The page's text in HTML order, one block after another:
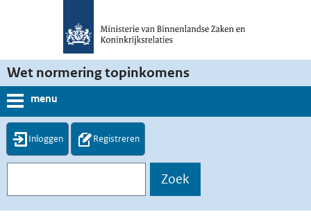
Wet normering topinkomens
menu
Inloggen Registreren